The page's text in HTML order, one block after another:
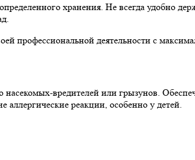
хранения. Не всегда удобно
деятельности с
вредителей или грызунов.
реакции, особенно у детей.